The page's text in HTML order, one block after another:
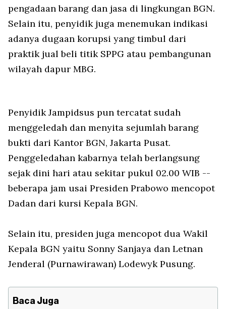
pengadaan barang dan jasa di lingkungan BGN.
Selain itu, penyidik juga menemukan indikasi
adanya dugaan korupsi yang timbul dari
praktik jual beli titik SPPG atau pembangunan
wilayah dapur MBG.
Penyidik Jampidsus pun tercatat sudah
menggeledah dan menyita sejumlah barang
bukti dari Kantor BGN, Jakarta Pusat.
Penggeledahan kabarnya telah berlangsung
sejak dini hari atau sekitar pukul 02.00 WIB --
beberapa jam usai Presiden Prabowo mencopot
Dadan dari kursi Kepala BGN.
Selain itu, presiden juga mencopot dua Wakil
Kepala BGN yaitu Sonny Sanjaya dan Letnan
Jenderal (Purnawirawan) Lodewyk Pusung.
Baca Juga